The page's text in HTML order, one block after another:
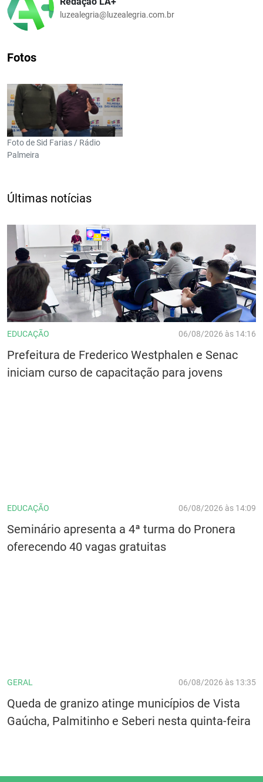
luzealegria@luzealegria.com.br
Fotos
Foto de Sid Farias / Rádio
Palmeira
Últimas notícias
EDUCAÇÃO 06/08/2026 às 14:16
Prefeitura de Frederico Westphalen e Senac
iniciam curso de capacitação para jovens
EDUCAÇÃO 06/08/2026 às 14:09
Seminário apresenta a 4ª turma do Pronera
oferecendo 40 vagas gratuitas
GERAL 06/08/2026 às 13:35
Queda de granizo atinge municípios de Vista
Gaúcha, Palmitinho e Seberi nesta quinta-feira